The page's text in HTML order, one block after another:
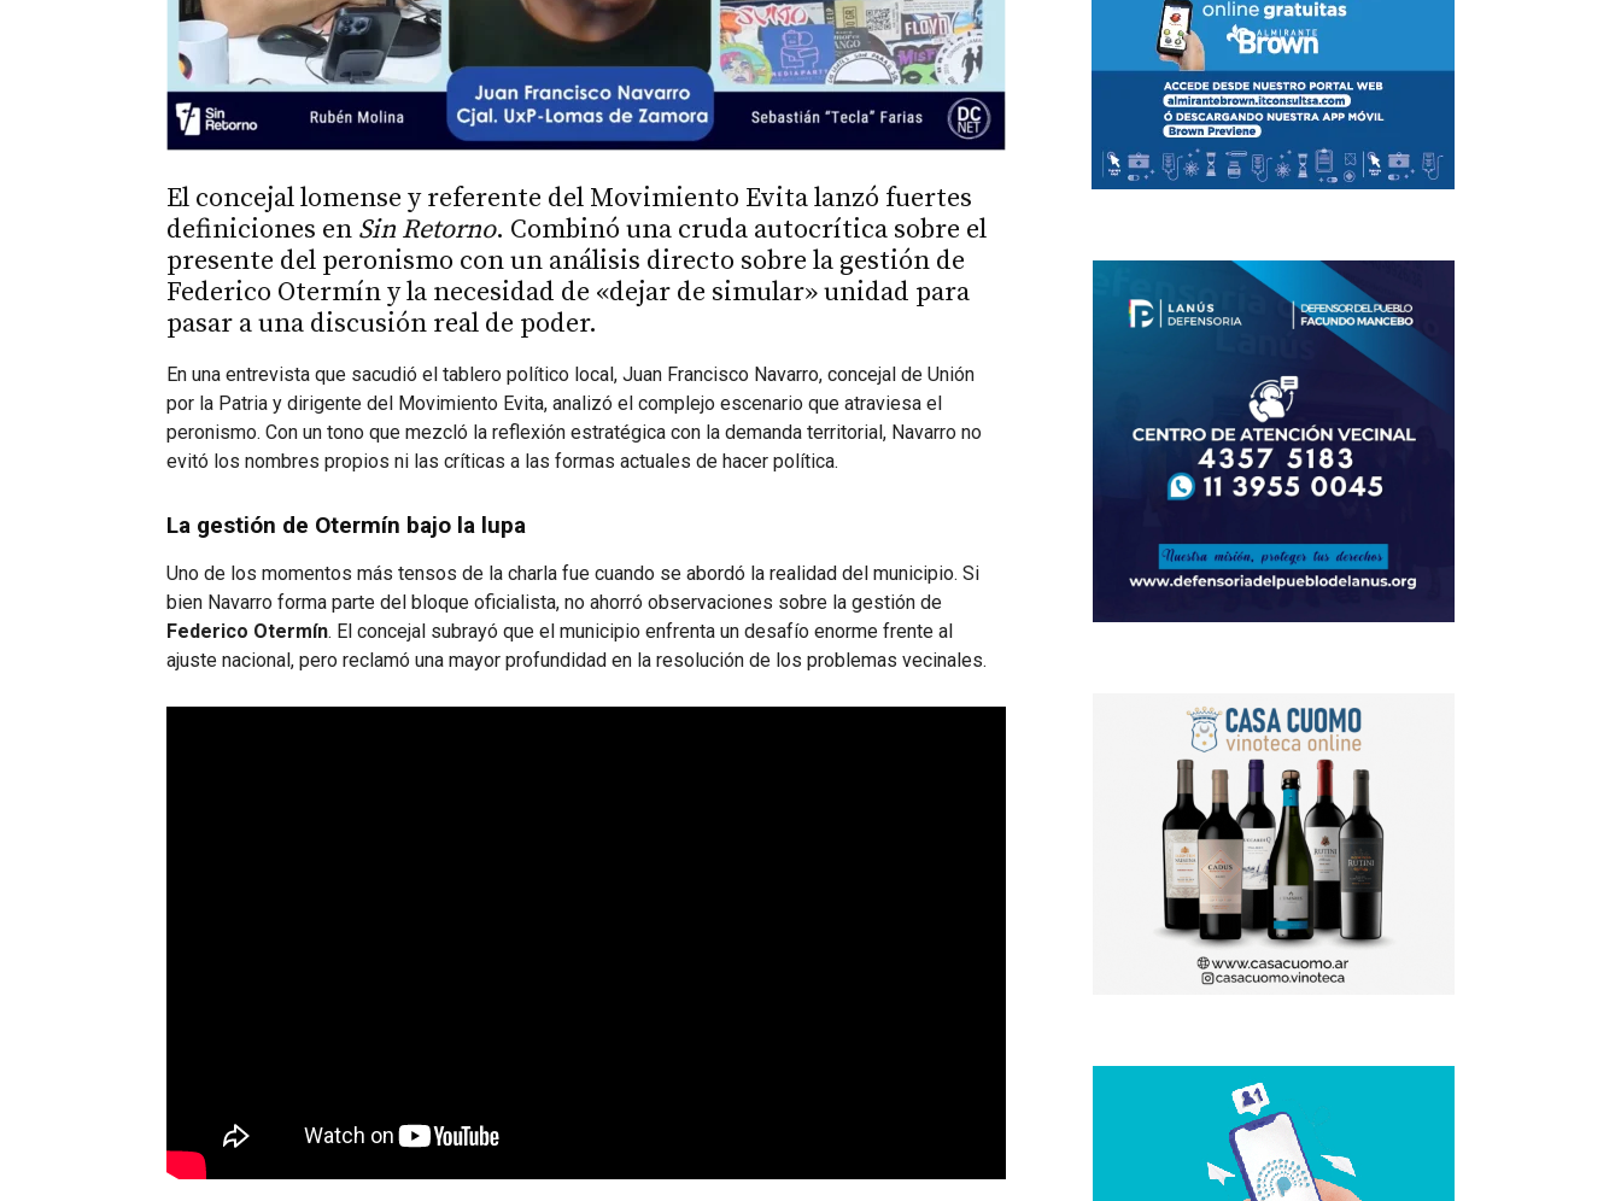
El concejal lomense y referente del Movimiento Evita lanzó fuertes
definiciones en Sin Retorno. Combinó una cruda autocrítica sobre el
presente del peronismo con un análisis directo sobre la gestión de
Federico Otermín y la necesidad de «dejar de simular» unidad para
pasar a una discusión real de poder.
En una entrevista que sacudió el tablero político local, Juan Francisco Navarro, concejal de Unión
por la Patria y dirigente del Movimiento Evita, analizó el complejo escenario que atraviesa el
peronismo. Con un tono que mezcló la reflexión estratégica con la demanda territorial, Navarro no
evitó los nombres propios ni las críticas a las formas actuales de hacer política.
La gestión de Otermín bajo la lupa
Uno de los momentos más tensos de la charla fue cuando se abordó la realidad del municipio. Si
bien Navarro forma parte del bloque oficialista, no ahorró observaciones sobre la gestión de
Federico Otermín. El concejal subrayó que el municipio enfrenta un desafío enorme frente al
ajuste nacional, pero reclamó una mayor profundidad en la resolución de los problemas vecinales.